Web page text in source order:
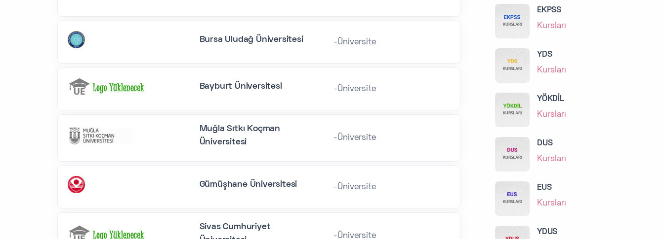
Bursa Uludağ Üniversitesi -Üniversite
Bayburt Üniversitesi -Üniversite
Muğla Sıtkı Koçman
Üniversitesi
-Üniversite
Gümüşhane Üniversitesi -Üniversite
Sivas Cumhuriyet
-Üniversite
EKPSS
Kursları
YDS
Kursları
YÖKDİL
Kursları
DUS
Kursları
EUS
Kursları
YDUS